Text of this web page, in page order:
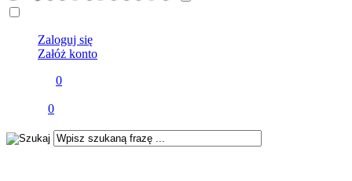
Zaloguj się
Załóż konto
0
0